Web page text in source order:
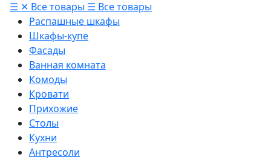
☰ ✕ Все товары ☰ Все товары
Распашные шкафы
Шкафы-купе
Фасады
Ванная комната
Комоды
Кровати
Прихожие
Столы
Кухни
Антресоли